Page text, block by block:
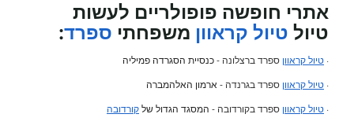
אתרי חופשה פופולריים לעשות
טיול טיול קראוון משפחתי ספרד:
· טיול קראוון ספרד ברצלונה - כנסיית הסגרדה פמיליה
· טיול קראוון ספרד בגרנדה - ארמון האלהמברה
· טיול קראוון ספרד בקורדובה - המסגד הגדול של קורדובה